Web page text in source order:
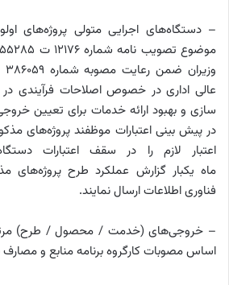
– دستگاه‌های اجرایی متولی پروژه‌های
عالی اداری در خصوص اصلاحات فرآیندی در
سازی و بهبود ارائه خدمات برای تعیین
در پیش بینی اعتبارات موظفند پروژه‌های
اعتبار لازم را در سقف اعتبارات
ماه یکبار گزارش عملکرد طرح پروژه‌های
فناوری اطلاعات ارسال نمایند.
– خروجی‌های (خدمت / محصول / طرح) مرتبط
اساس مصوبات کارگروه برنامه منابع و